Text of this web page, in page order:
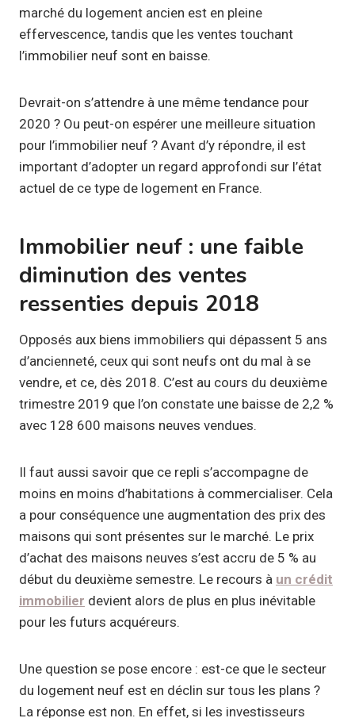
marché du logement ancien est en pleine
effervescence, tandis que les ventes touchant
l’immobilier neuf sont en baisse.
Devrait-on s’attendre à une même tendance pour
2020 ? Ou peut-on espérer une meilleure situation
pour l’immobilier neuf ? Avant d’y répondre, il est
important d’adopter un regard approfondi sur l’état
actuel de ce type de logement en France.
Immobilier neuf : une faible
diminution des ventes
ressenties depuis 2018
Opposés aux biens immobiliers qui dépassent 5 ans
d’ancienneté, ceux qui sont neufs ont du mal à se
vendre, et ce, dès 2018. C’est au cours du deuxième
trimestre 2019 que l’on constate une baisse de 2,2 %
avec 128 600 maisons neuves vendues.
Il faut aussi savoir que ce repli s’accompagne de
moins en moins d’habitations à commercialiser. Cela
a pour conséquence une augmentation des prix des
maisons qui sont présentes sur le marché. Le prix
d’achat des maisons neuves s’est accru de 5 % au
début du deuxième semestre. Le recours à un crédit
immobilier devient alors de plus en plus inévitable
pour les futurs acquéreurs.
Une question se pose encore : est-ce que le secteur
du logement neuf est en déclin sur tous les plans ?
La réponse est non. En effet, si les investisseurs